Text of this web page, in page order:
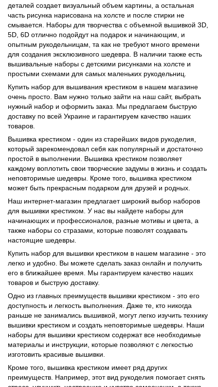
деталей создает визуальный объем картины, а остальная
часть рисунка нарисована на холсте и после стирки не
смывается. Наборы для творчества с объемной вышивкой 3D,
5D, 6D отлично подойдут на подарок и начинающим, и
опытным рукодельницам, та как не требуют много времени
для создания эксклюзивного шедевра. В наличии также есть
вышивальные наборы с детскими рисунками на холсте и
простыми схемами для самых маленьких рукодельниц.
Купить набор для вышивания крестиком в нашем магазине
очень просто. Вам нужно только зайти на наш сайт, выбрать
нужный набор и оформить заказ. Мы предлагаем быструю
доставку по всей Украине и гарантируем качество наших
товаров.
Вышивка крестиком - один из старейших видов рукоделия,
который зарекомендовал себя как популярный и достаточно
простой в выполнении. Вышивка крестиком позволяет
каждому воплотить свои творческие задумы в жизнь и создать
неповторимые шедевры. Кроме того, вышивка крестиком
может быть прекрасным подарком для друзей и родных.
Наш интернет-магазин предлагает широкий выбор наборов
для вышивки крестиком. У нас вы найдете наборы для
начинающих и профессионалов, разные мотивы и цвета, а
также наборы со стразами, которые позволят создавать
настоящие шедевры.
Купить набор для вышивки крестиком в нашем магазине - это
легко и удобно. Вы можете сделать заказ онлайн и получить
его в ближайшее время. Мы гарантируем качество наших
товаров и быструю доставку.
Одно из главных преимуществ вышивки крестиком - это его
доступность и легкость выполнения. Даже те, кто никогда
раньше не занимались вышивкой, могут легко изучить технику
вышивки крестиком и создать неповторимые шедевры. Наши
наборы для вышивки крестиком содержат все необходимые
материалы и инструкции, которые позволяют с легкостью
изготовить красивые вышивки.
Кроме того, вышивка крестиком имеет ряд других
преимуществ. Например, этот вид рукоделия помогает снять